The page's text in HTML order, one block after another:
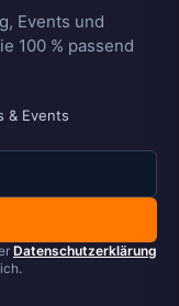
Events und
100 % passend
& Events
Datenschutzerklärung